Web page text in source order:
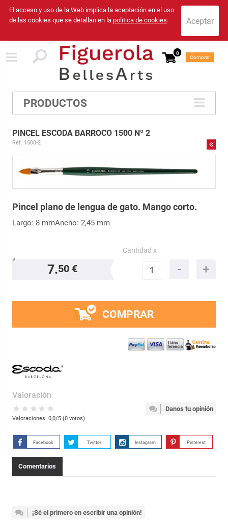
El acceso y uso de la Web implica la aceptación en el uso
de las cookies que se detallan en la politica de cookies.
0
Comprar
PRODUCTOS
PINCEL ESCODA BARROCO 1500 Nº 2
Ref. 1500-2
Pincel plano de lengua de gato. Mango corto.
Largo: 8 mmAncho: 2,45 mm
7.50 €
Cantidad x
COMPRAR
Danos tu opinión
Valoración
Valoraciones: 0,0/5 (0votos)
Facebook Twitter Instagram Pinterest
Comentarios
¡Sé el primero en escribir una opinión!